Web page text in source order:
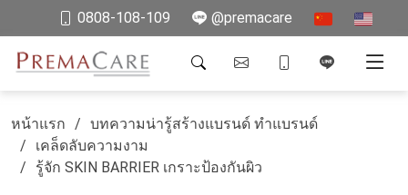
0808-108-109 @premacare
หน้าแรก
บทความน่ารู้สร้างแบรนด์ ทำแบรนด์
เคล็ดลับความงาม
รู้จัก SKIN BARRIER เกราะป้องกันผิว